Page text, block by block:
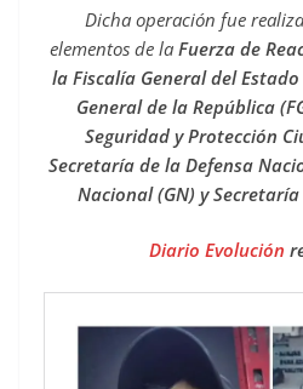
Dicha operación fue
elementos de la Fuerza de
la Fiscalía General del
General de la República
Seguridad y Protección
Secretaría de la Defensa
Nacional (GN) y
Diario Evolución